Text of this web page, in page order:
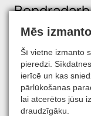
Raskite
Mēs
Šī vietne izmanto
pieredzi.
ierīcē un kas
pārlūkošanas
lai atcerētos jūsu
draudzīgāku.